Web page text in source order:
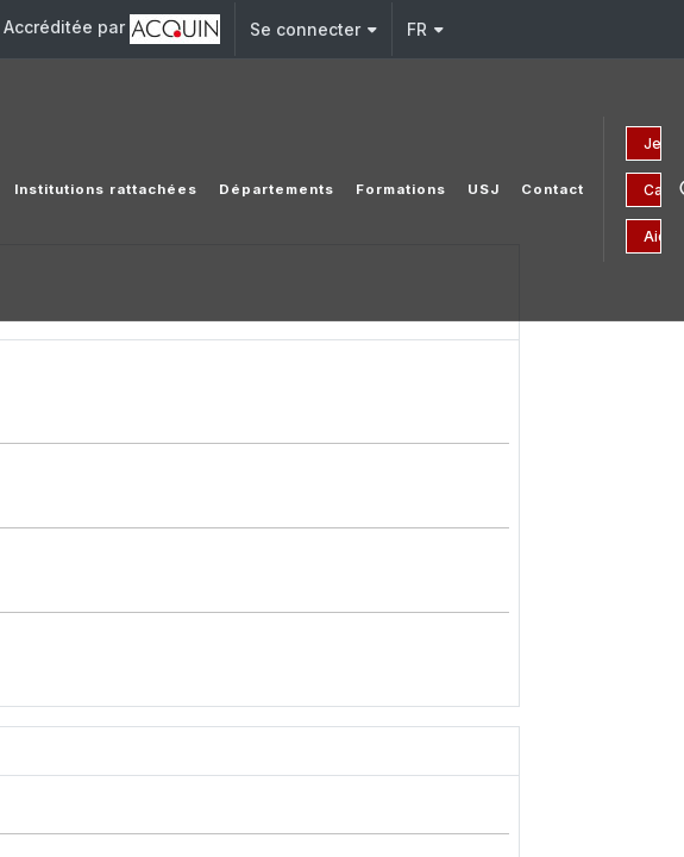
Accréditée par Se connecter FR
Je
Institutions rattachées Départements Formations USJ Contact